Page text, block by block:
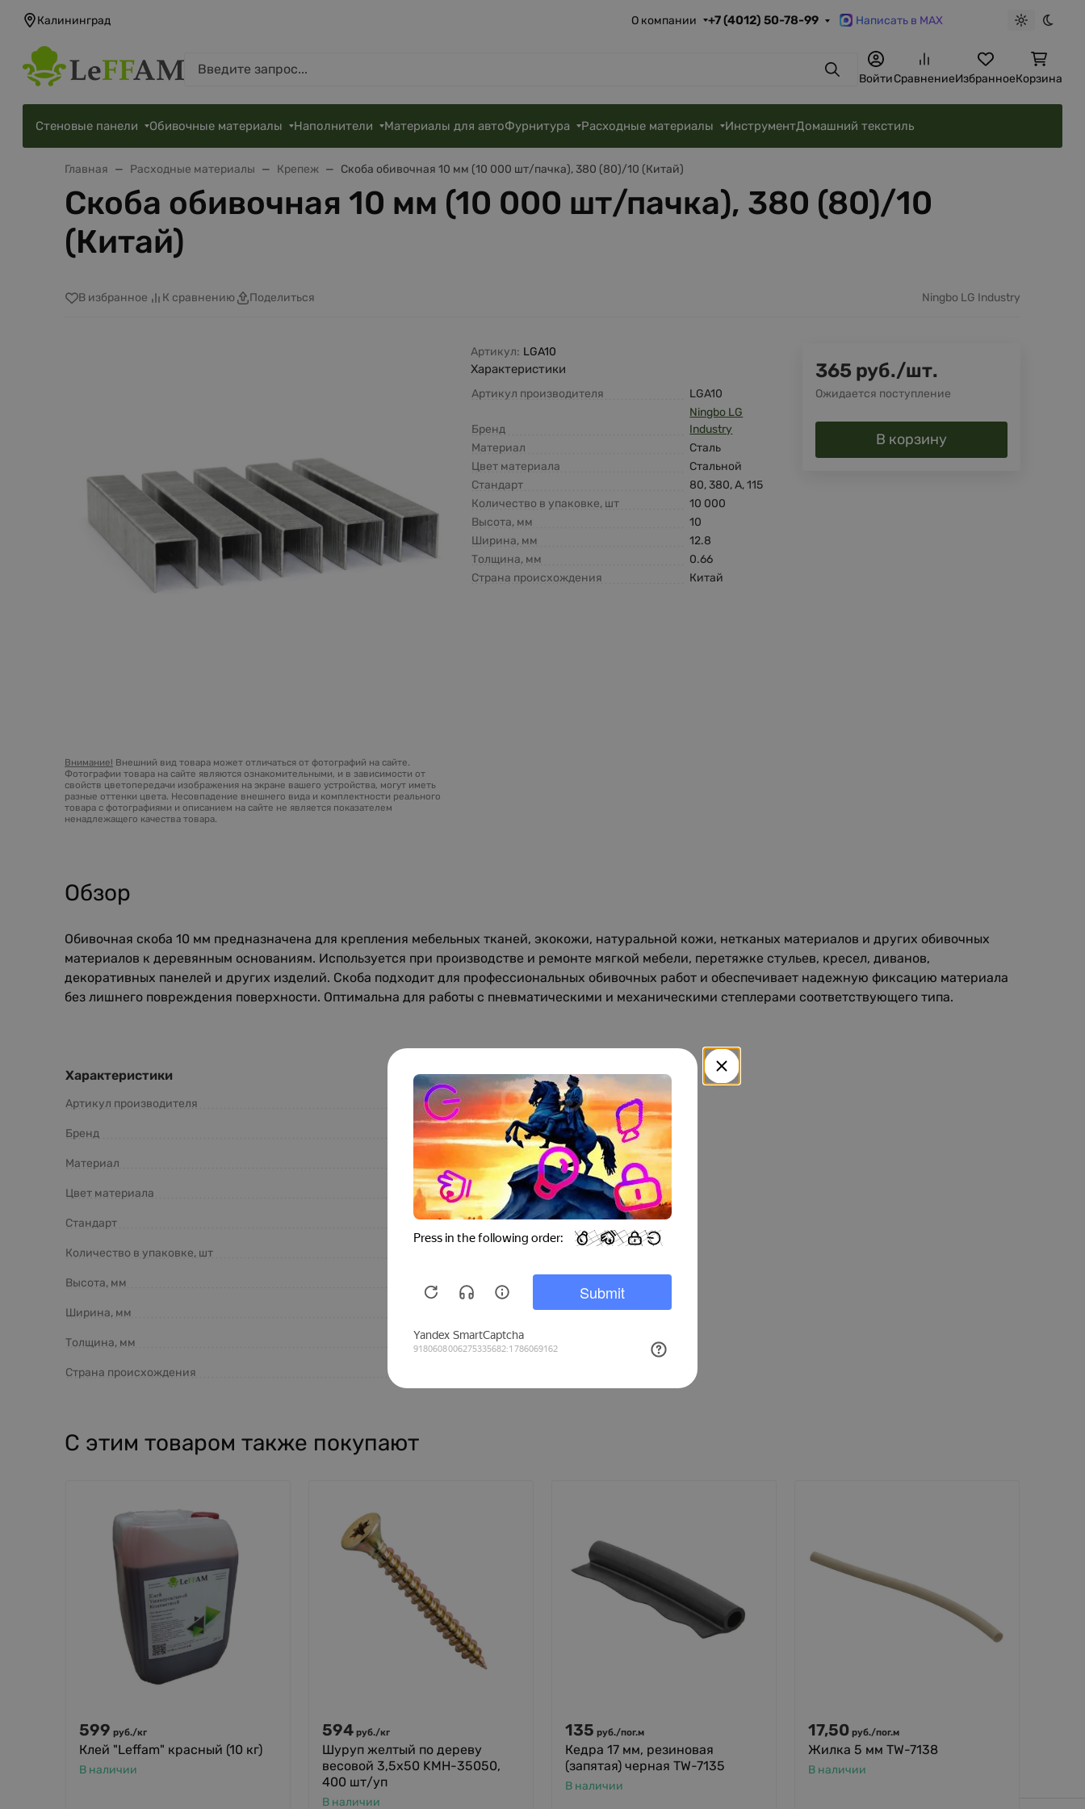
Калининград О компании +7 (4012) 50-78-99 Написать в MAX
Светлая
ПоискВойтиСравнениеИзбранноеКорзина
Стеновые панели Обивочные материалы Наполнители Материалы для автоФурнитура Расходные материалы ИнструментДомашний текстиль
Главная Расходные материалы Крепеж Скоба обивочная 10 мм (10 000 шт/пачка), 380 (80)/10 (Китай)
Скоба обивочная 10 мм (10 000 шт/пачка), 380 (80)/10
(Китай)
В избранное К сравнению Поделиться Ningbo LG Industry
Внимание! Внешний вид товара может отличаться от фотографий на сайте.
Фотографии товара на сайте являются ознакомительными, и в зависимости от
свойств цветопередачи изображения на экране вашего устройства, могут иметь
разные оттенки цвета. Несовпадение внешнего вида и комплектности реального
товара с фотографиями и описанием на сайте не является показателем
ненадлежащего качества товара.
Артикул: LGA10
Характеристики
Артикул производителя LGA10
Бренд
Ningbo LG
Industry
Материал
Сталь
Цвет материала
Стальной
Стандарт
80, 380, A, 115
Количество в упаковке, шт
10 000
Высота, мм
10
Ширина, мм
12.8
Толщина, мм
0.66
Страна происхождения
Китай
365 руб./шт.
Ожидается поступление
В корзину
Обзор
Обивочная скоба 10 мм предназначена для крепления мебельных тканей, экокожи, натуральной кожи, нетканых материалов и других обивочных
материалов к деревянным основаниям. Используется при производстве и ремонте мягкой мебели, перетяжке стульев, кресел, диванов,
декоративных панелей и других изделий. Скоба подходит для профессиональных обивочных работ и обеспечивает надежную фиксацию материала
без лишнего повреждения поверхности. Оптимальна для работы с пневматическими и механическими степлерами соответствующего типа.
Характеристики
Артикул производителя LGA10
Бренд Ningbo LG Industry
Материал
Цвет материала Стальной
Стандарт 80, 380, A, 115
Количество в упаковке, шт
Высота, мм
Ширина, мм
Толщина, мм 0.66
Страна происхождения
С этим товаром также покупают
599 руб./кг
Клей "Leffam" красный (10 кг)
В наличии
594 руб./кг
Шуруп желтый по дереву
весовой 3,5х50 KMH-35050,
400 шт/уп
В наличии
135 руб./пог.м
Кедра 17 мм, резиновая
(запятая) черная TW-7135
В наличии
17,50 руб./пог.м
Жилка 5 мм TW-7138
В наличии